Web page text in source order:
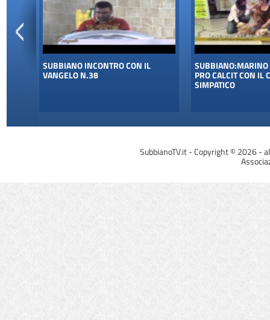
SUBBIANO INCONTRO CON IL
VANGELO N.38
SUBBIANO:MARINO
PRO CALCIT CON IL
SIMPATICO
SubbianoTV.it - Copyright © 2026 -